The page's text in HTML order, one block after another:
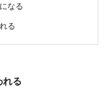
なる
る
れる